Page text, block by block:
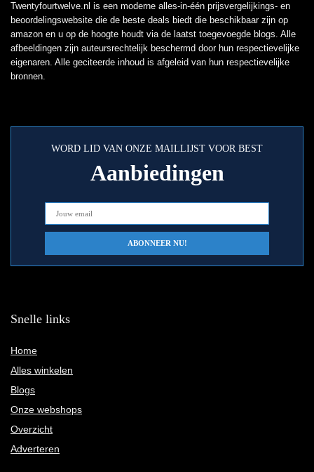
Twentyfourtwelve.nl is een moderne alles-in-één prijsvergelijkings- en
beoordelingswebsite die de beste deals biedt die beschikbaar zijn op
amazon en u op de hoogte houdt via de laatst toegevoegde blogs. Alle
afbeeldingen zijn auteursrechtelijk beschermd door hun respectievelijke
eigenaren. Alle geciteerde inhoud is afgeleid van hun respectievelijke
bronnen.
WORD LID VAN ONZE MAILLIJST VOOR BEST
Aanbiedingen
Snelle links
Home
Alles winkelen
Blogs
Onze webshops
Overzicht
Adverteren